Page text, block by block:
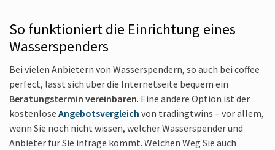
So funktioniert die Einrichtung eines
Wasserspenders
Bei vielen Anbietern von Wasserspendern, so auch bei coffee
perfect, lässt sich über die Internetseite bequem ein
Beratungstermin vereinbaren. Eine andere Option ist der
kostenlose Angebotsvergleich von tradingtwins – vor allem,
wenn Sie noch nicht wissen, welcher Wasserspender und
Anbieter für Sie infrage kommt. Welchen Weg Sie auch